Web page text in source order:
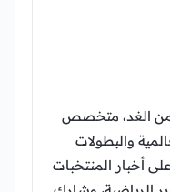
الغد، متخصص
والبطولات
أخبار المنتخبات